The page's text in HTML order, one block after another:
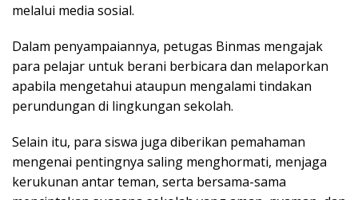
melalui media sosial.
Dalam penyampaiannya, petugas Binmas mengajak
para pelajar untuk berani berbicara dan melaporkan
apabila mengetahui ataupun mengalami tindakan
perundungan di lingkungan sekolah.
Selain itu, para siswa juga diberikan pemahaman
mengenai pentingnya saling menghormati, menjaga
kerukunan antar teman, serta bersama-sama